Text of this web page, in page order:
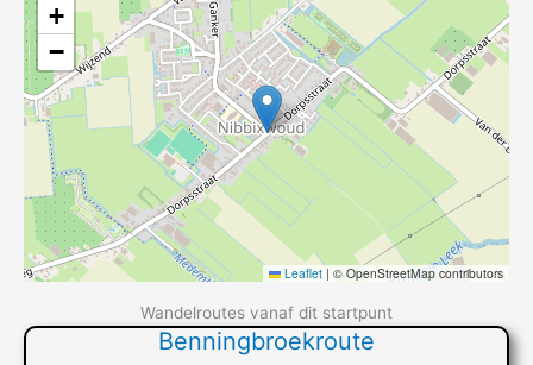
+
−
Leaflet | © OpenStreetMap contributors
Wandelroutes vanaf dit startpunt
Benningbroekroute